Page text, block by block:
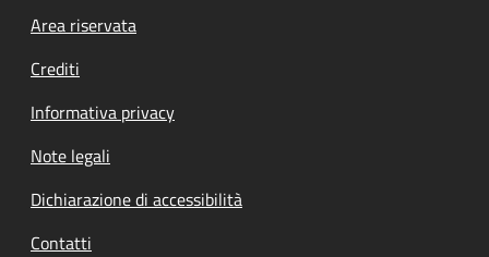
Footer menu
Area riservata
Crediti
Informativa privacy
Note legali
Dichiarazione di accessibilità
Contatti